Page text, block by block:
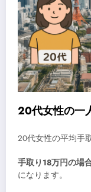
20代女性の一
20代女性の平均手
手取り18万円の場
になります。